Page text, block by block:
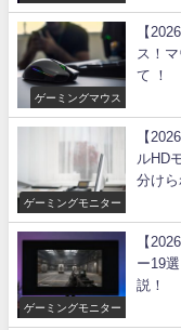
ゲーミングマウス
【
ス！
て ！
ゲーミングモニター
【
ルHD
分けら
ゲーミングモニター
【
ー19
説！